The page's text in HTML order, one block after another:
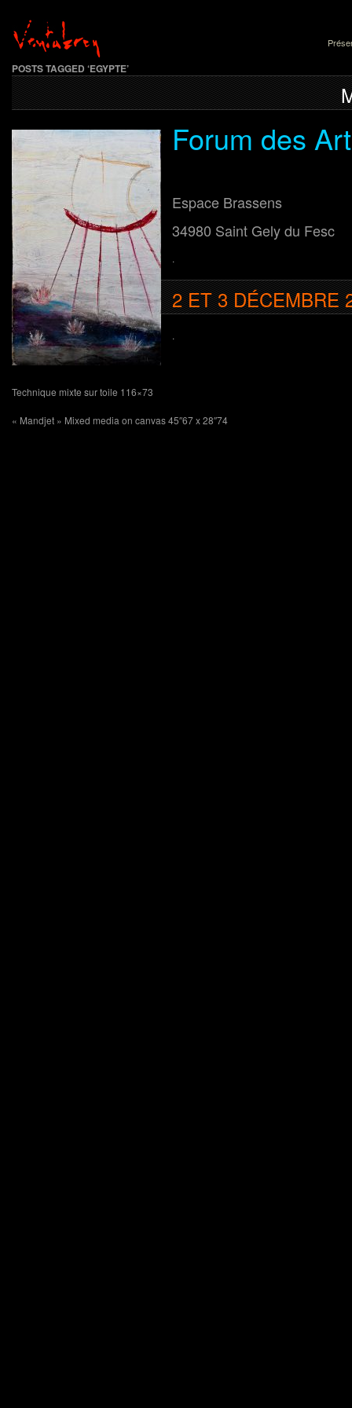
POSTS TAGGED ‘EGYPTE’
Forum des
Espace Brassens
34980 Saint Gely du Fesc
.
2 ET 3 DÉCEMBRE
.
Technique mixte sur toile 116×73
« Mandjet » Mixed media on canvas 45″67 x 28″74